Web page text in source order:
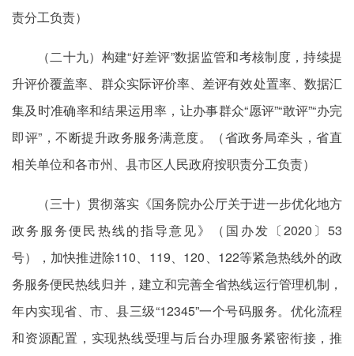
责分工负责）
（二十九）构建“好差评”数据监管和考核制度，持续提
升评价覆盖率、群众实际评价率、差评有效处置率、数据汇
集及时准确率和结果运用率，让办事群众“愿评”“敢评”“办完
即评”，不断提升政务服务满意度。（省政务局牵头，省直
相关单位和各市州、县市区人民政府按职责分工负责）
（三十）贯彻落实《国务院办公厅关于进一步优化地方
政务服务便民热线的指导意见》（国办发〔2020〕53
号），加快推进除110、119、120、122等紧急热线外的政
务服务便民热线归并，建立和完善全省热线运行管理机制，
年内实现省、市、县三级“12345”一个号码服务。优化流程
和资源配置，实现热线受理与后台办理服务紧密衔接，推